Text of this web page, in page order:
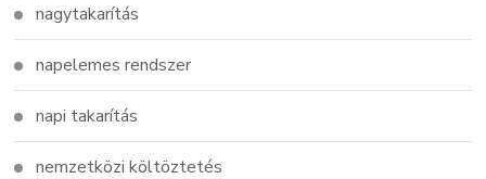
nagytakarítás
napelemes rendszer
napi takarítás
nemzetközi költöztetés